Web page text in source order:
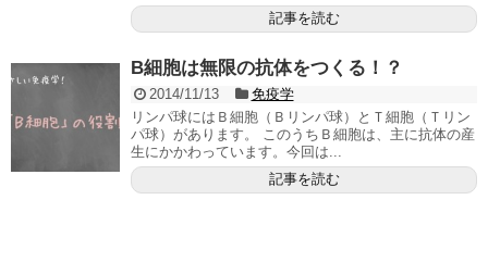
記事を読む
B細胞は無限の抗体をつくる！？
2014/11/13
免疫学
リンパ球にはＢ細胞（Ｂリンパ球）とＴ細胞（Ｔリン
パ球）があります。 このうちＢ細胞は、主に抗体の産
生にかかわっています。今回は...
記事を読む